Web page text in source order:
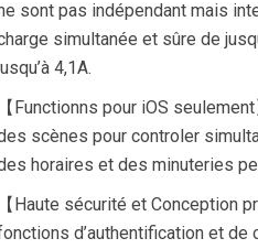
sont pas indépendant mais
simultanée et sûre de
4,1A.
【Functionns pour iOS
scènes pour controler
horaires et des minuteries
【Haute sécurité et Conception
d’authentification et de